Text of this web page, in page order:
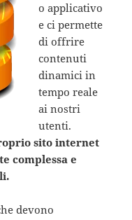
o applicativo
e ci permette
di offrire
contenuti
dinamici in
tempo reale
ai nostri
utenti.
sito internet
complessa e
devono